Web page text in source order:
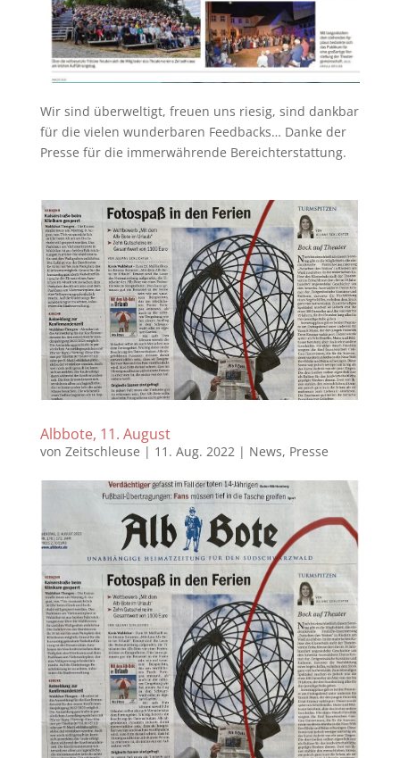
Wir sind überweltigt, freuen uns riesig, sind dankbar
für die vielen wunderbaren Feedbacks… Danke der
Presse für die immerwährende Bereichterstattung.
Albbote, 11. August
von Zeitschleuse | 11. Aug. 2022| News, Presse